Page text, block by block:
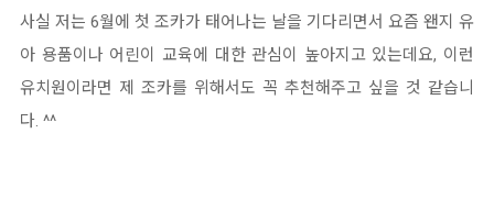
사실 저는 6월에 첫 조카가 태어나는 날을 기다리면서 요즘 왠지 유
아 용품이나 어린이 교육에 대한 관심이 높아지고 있는데요, 이런
유치원이라면 제 조카를 위해서도 꼭 추천해주고 싶을 것 같습니
다. ^^